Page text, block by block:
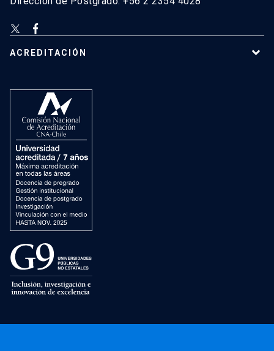
ACREDITACIÓN